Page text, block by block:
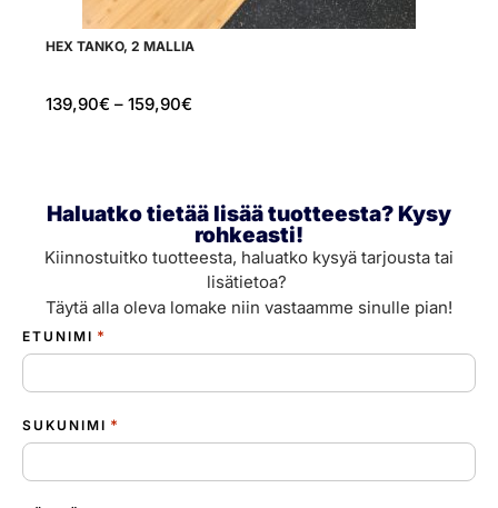
HEX TANKO, 2 MALLIA
139,90€ – 159,90€
Haluatko tietää lisää tuotteesta? Kysy
rohkeasti!
Kiinnostuitko tuotteesta, haluatko kysyä tarjousta tai
lisätietoa?
Täytä alla oleva lomake niin vastaamme sinulle pian!
ETUNIMI *
SUKUNIMI *